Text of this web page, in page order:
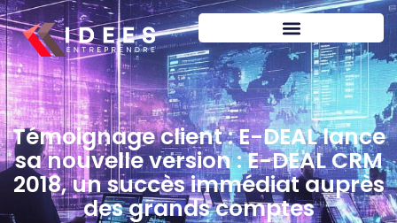
Témoignage client : E-DEAL lance
sa nouvelle version : E-DEAL CRM
2018, un succès immédiat auprès
des grands comptes